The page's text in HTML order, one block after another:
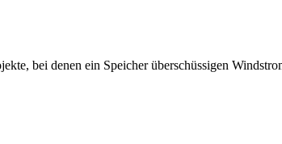
bei denen ein Speicher überschüssigen